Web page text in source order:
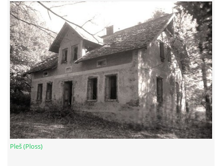
Pleš (Ploss)